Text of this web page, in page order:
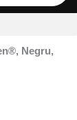
Negru,